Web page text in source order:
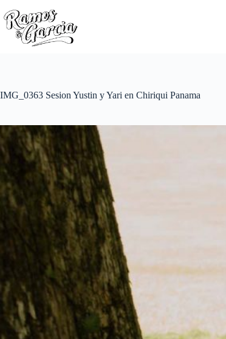
IMG_0363 Sesion Yustin y Yari en Chiriqui Panama